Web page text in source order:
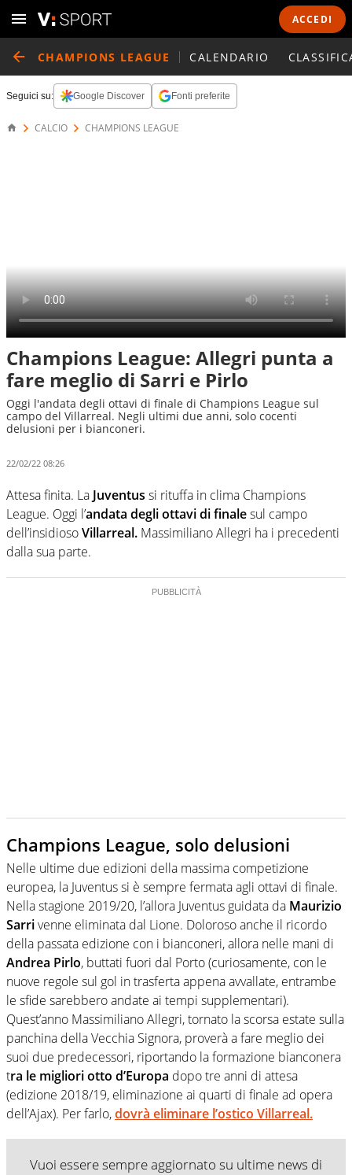
ACCEDI
CHAMPIONS LEAGUE CALENDARIO
Seguici su: Google Discover Fonti preferite
CALCIO CHAMPIONS LEAGUE
Champions League: Allegri punta a
fare meglio di Sarri e Pirlo
Oggi l'andata degli ottavi di finale di Champions League sul
campo del Villarreal. Negli ultimi due anni, solo cocenti
delusioni per i bianconeri.
22/02/22 08:26
Attesa finita. La Juventus si rituffa in clima Champions
League. Oggi l’andata degli ottavi di finalesul campo
dell’insidiosoVillarreal. Massimiliano Allegri ha i precedenti
dalla sua parte.
Champions League, solo delusioni
Nelle ultime due edizioni della massima competizione
europea, la Juventus si è sempre fermata agli ottavi di finale.
Nella stagione 2019/20, l’allora Juventus guidata da Maurizio
Sarrivenne eliminata dal Lione. Doloroso anche il ricordo
della passata edizione con i bianconeri, allora nelle mani di
Andrea Pirlo, buttati fuori dal Porto (curiosamente, con le
nuove regole sul gol in trasferta appena avvallate, entrambe
le sfide sarebbero andate ai tempi supplementari).
Quest’anno Massimiliano Allegri, tornato la scorsa estate sulla
panchina della Vecchia Signora, proverà a fare meglio dei
suoi due predecessori, riportando la formazione bianconera
tra le migliori otto d’Europa dopo tre anni di attesa
(edizione 2018/19, eliminazione ai quarti di finale ad opera
dell’Ajax). Per farlo,dovrà eliminare l’ostico Villarreal.
Vuoi essere sempre aggiornato su ultime news di